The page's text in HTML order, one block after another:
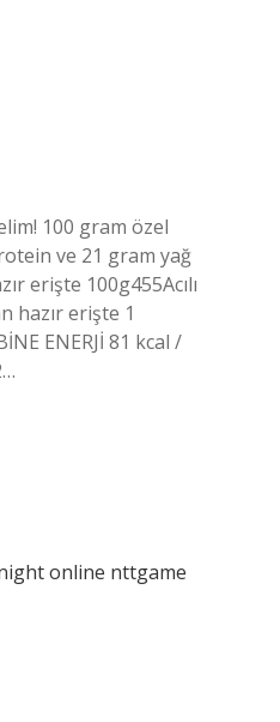
100 gram özel
ve 21 gram yağ
erişte 100g455Acılı
hazır erişte 1
ENERJİ 81 kcal /
online nttgame